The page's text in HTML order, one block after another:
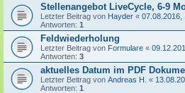
Stellenangebot LiveCycle, 6-9
Letzter Beitrag von Hayder « 07.08.2016,
Antworten: 1
Feldwiederholung
Letzter Beitrag von Formulare «
Antworten: 3
aktuelles Datum im PDF
Letzter Beitrag von Andreas H. «
Antworten: 1